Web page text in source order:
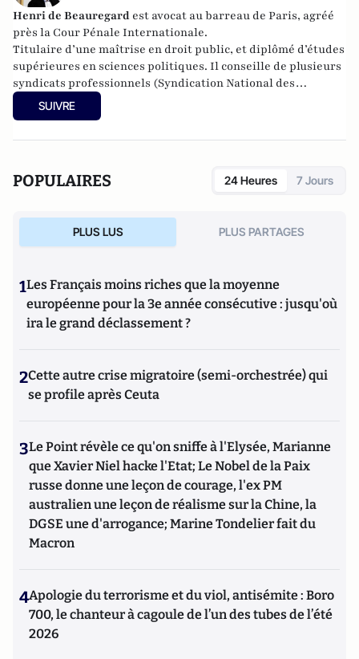
de la justice(Editions Valensin, 2016),Que sais-je sur le
métier d'avocat en France(PUF, 2017) et
caïds(Max Milo, 2020).
Henri de Beauregard est avocat au barreau de Paris, agréé
près la Cour Pénale Internationale.
Titulaire d’une maîtrise en droit public, et diplômé d’études
supérieures en sciences politiques. Il conseille de plusieurs
syndicats professionnels (Syndication National des
Discothèques et Lieux de loisirs, APIIH…), il assiste aussi de
nombreuses associations (Equipes d’Action contre le
SUIVRE
POPULAIRES 24 Heures 7 Jours
PLUS LUS PLUS PARTAGES
1Les Français moins riches que la moyenne
européenne pour la 3e année consécutive : jusqu'où
ira le grand déclassement ?
2Cette autre crise migratoire (semi-orchestrée) qui
se profile après Ceuta
3Le Point révèle ce qu'on sniffe à l'Elysée, Marianne
que Xavier Niel hacke l'Etat; Le Nobel de la Paix
russe donne une leçon de courage, l'ex PM
australien une leçon de réalisme sur la Chine, la
DGSE une d'arrogance; Marine Tondelier fait du
Macron
4Apologie du terrorisme et du viol, antisémite : Boro
700, le chanteur à cagoule de l’un des tubes de l’été
2026